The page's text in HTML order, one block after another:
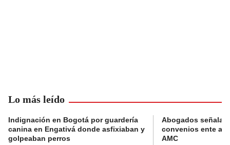
Lo más leído
Indignación en Bogotá por guardería
canina en Engativá donde asfixiaban y
golpeaban perros
Abogados
convenios ente
AMC